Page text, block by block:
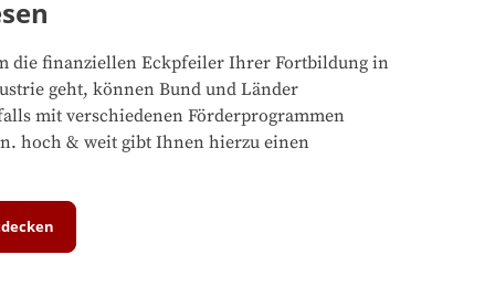
die finanziellen Eckpfeiler Ihrer Fortbildung in
geht, können Bund und Länder
mit verschiedenen Förderprogrammen
hoch & weit gibt Ihnen hierzu einen